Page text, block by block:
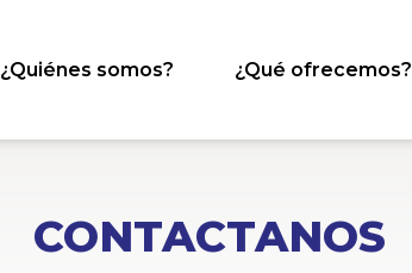
¿Quiénes somos? ¿Qué ofrecemos?
CONTACTANOS